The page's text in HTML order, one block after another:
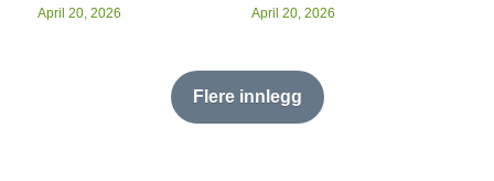
April 20, 2026 April 20, 2026
Flere innlegg